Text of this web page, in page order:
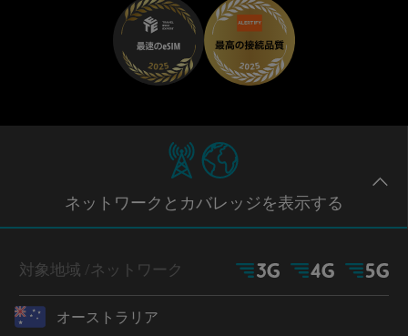
ネットワークとカバレッジを表示する
対象地域 /ネットワーク
オーストラリア